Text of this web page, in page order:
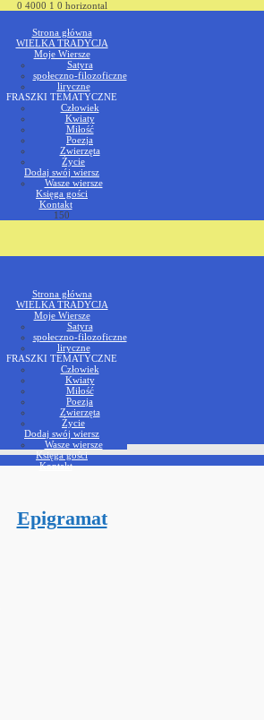
0 4000 1 0 horizontal
Strona główna
WIELKA TRADYCJA
Moje Wiersze
Satyra
społeczno-filozoficzne
liryczne
FRASZKI TEMATYCZNE
Człowiek
Kwiaty
Miłość
Poezja
Zwierzęta
Życie
Dodaj swój wiersz
Wasze wiersze
Księga gości
Kontakt
150
Strona główna
WIELKA TRADYCJA
Moje Wiersze
Satyra
społeczno-filozoficzne
liryczne
FRASZKI TEMATYCZNE
Człowiek
Kwiaty
Miłość
Poezja
Zwierzęta
Życie
Dodaj swój wiersz
Wasze wiersze
Księga gości
Kontakt
Epigramat